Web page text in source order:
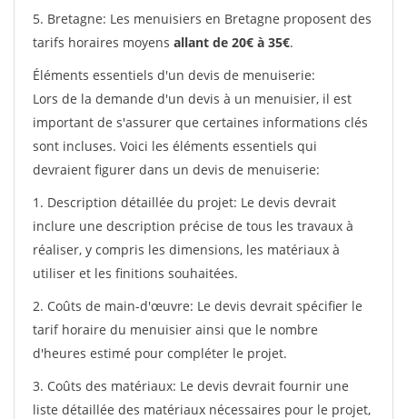
5. Bretagne: Les menuisiers en Bretagne proposent des
tarifs horaires moyens allant de 20€ à 35€.
Éléments essentiels d'un devis de menuiserie:
Lors de la demande d'un devis à un menuisier, il est
important de s'assurer que certaines informations clés
sont incluses. Voici les éléments essentiels qui
devraient figurer dans un devis de menuiserie:
1. Description détaillée du projet: Le devis devrait
inclure une description précise de tous les travaux à
réaliser, y compris les dimensions, les matériaux à
utiliser et les finitions souhaitées.
2. Coûts de main-d'œuvre: Le devis devrait spécifier le
tarif horaire du menuisier ainsi que le nombre
d'heures estimé pour compléter le projet.
3. Coûts des matériaux: Le devis devrait fournir une
liste détaillée des matériaux nécessaires pour le projet,